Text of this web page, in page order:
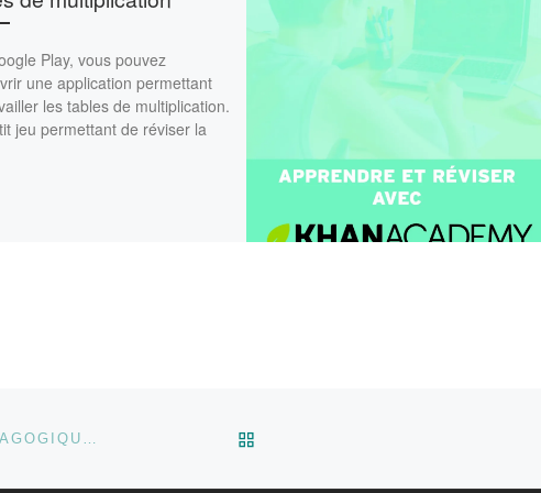
Play, vous pouvez
une application permettant
les tables de multiplication.
jeu permettant de réviser la
RETOUR À LA LISTE DES